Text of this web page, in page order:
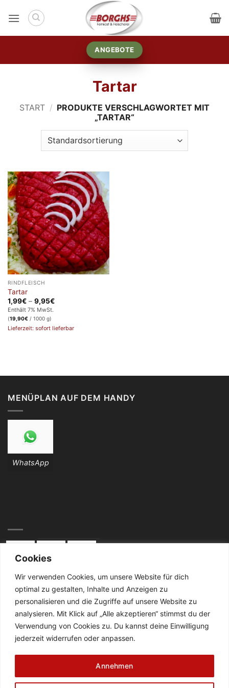
Cookies
Wir verwenden Cookies, um unsere Website für dich
optimal zu gestalten, Inhalte und Anzeigen zu
personalisieren und die Zugriffe auf unsere Website zu
analysieren. Mit Klick auf „Alle akzeptieren“ stimmst du der
Verwendung von Cookies zu. Du kannst deine Einwilligung
jederzeit widerrufen oder anpassen.
Annehmen
Inhalt
ANGEBOTE
Tartar
START / PRODUKTE VERSCHLAGWORTET MIT
„TARTAR“
RINDFLEISCH
Tartar
1,99€ – 9,95€Preisspanne:
Enthält 7% MwSt.
(19,90€/ 1000 g)
Lieferzeit: sofort lieferbar
MENÜPLAN AUF DEM HANDY
WhatsApp
KONTAKT:
Telefon: 02834 / 2024
De Cabanes-Straße 4
47638 Straelen